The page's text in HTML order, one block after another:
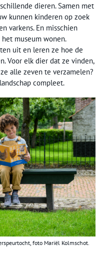
dieren. Samen met
kunnen kinderen op zoek
varkens. En misschien
museum wonen.
uit en leren ze hoe de
Voor elk dier dat ze vinden,
alle zeven te verzamelen?
compleet.
foto Mariël Kolmschot.